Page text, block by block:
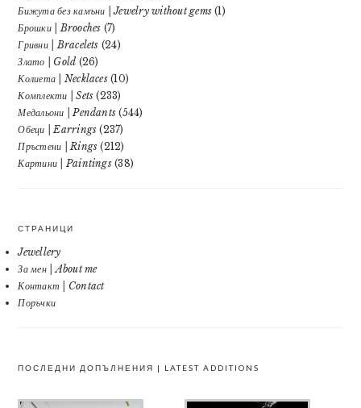
Бижута без камъни | Jewelry without gems (1)
Брошки | Brooches (7)
Гривни | Bracelets (24)
Злато | Gold (26)
Колиета | Necklaces(10)
Комплекти | Sets (233)
Медальони | Pendants (544)
Обеци | Earrings (237)
Пръстени | Rings (212)
Картини | Paintings(38)
СТРАНИЦИ
Jewellery
За мен | About me
Контакт | Contact
Поръчки
ПОСЛЕДНИ ДОПЪЛНЕНИЯ | LATEST ADDITIONS